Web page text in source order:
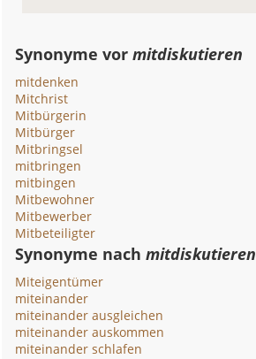
Synonyme vormitdiskutieren
mitdenken
Mitchrist
Mitbürgerin
Mitbürger
Mitbringsel
mitbringen
mitbingen
Mitbewohner
Mitbewerber
Mitbeteiligter
Synonyme nachmitdiskutieren
Miteigentümer
miteinander
miteinander ausgleichen
miteinander auskommen
miteinander schlafen